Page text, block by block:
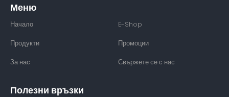
Меню
Начало
Продукти
За нас
E-Shop
Промоции
Свържете се с нас
Полезни връзки